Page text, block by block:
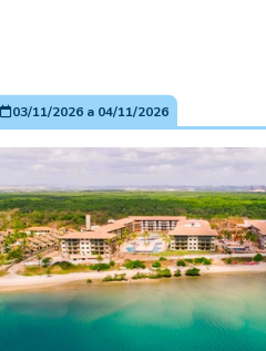
03/11/2026a 04/11/2026